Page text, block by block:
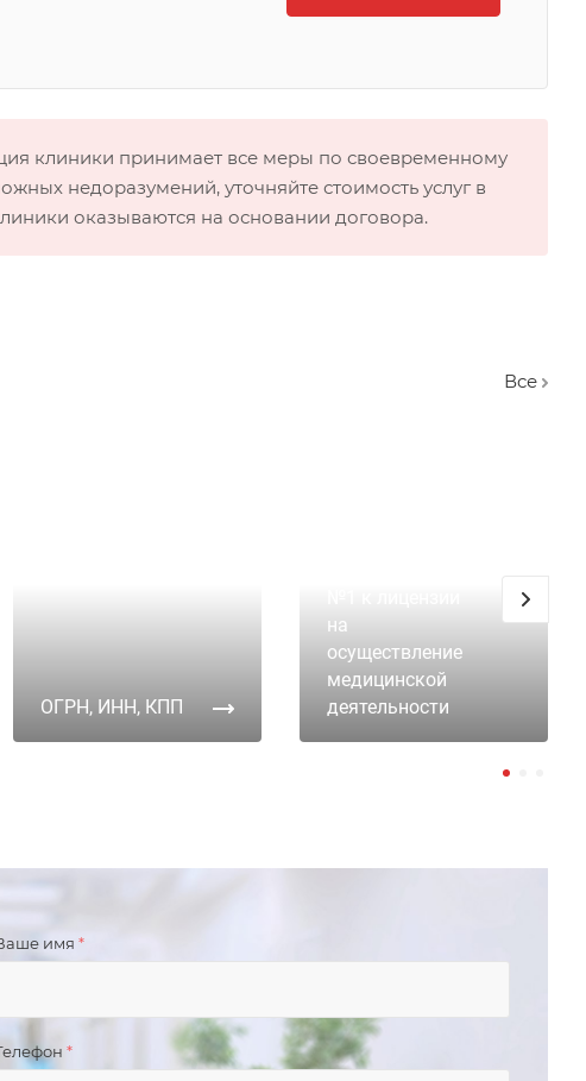
клиники принимает все меры по своевременному
недоразумений, уточняйте стоимость услуг в
оказываются на основании договора.
Вcе
ОГРН, ИНН, КПП
на
осуществление
медицинской
деятельности
имя *
*